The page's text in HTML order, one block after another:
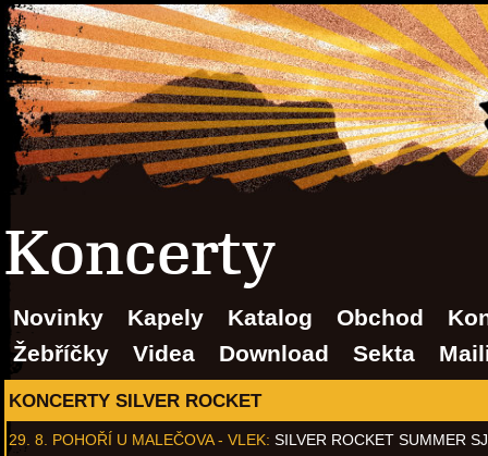
Koncerty
Novinky Kapely Katalog Obchod
Žebříčky
Videa Download Sekta
KONCERTY SILVER ROCKET
29. 8. POHOŘÍ U MALEČOVA - VLEK: SILVER ROCKET SUMMER